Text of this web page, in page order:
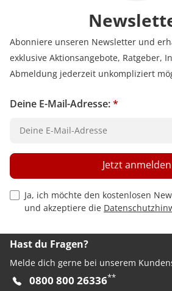
Abonniere unseren Newsletter und
exklusive Aktionsangebote, Ratgeber,
Abmeldung jederzeit unkompliziert
Deine E-Mail-Adresse:*
Privacy Policy Checkbox
Ja, ich möchte den kostenlosen
und akzeptiere die
Jetzt anmelden
Hast du Fragen?
Melde dich gerne bei unserem
0800 800 26336**